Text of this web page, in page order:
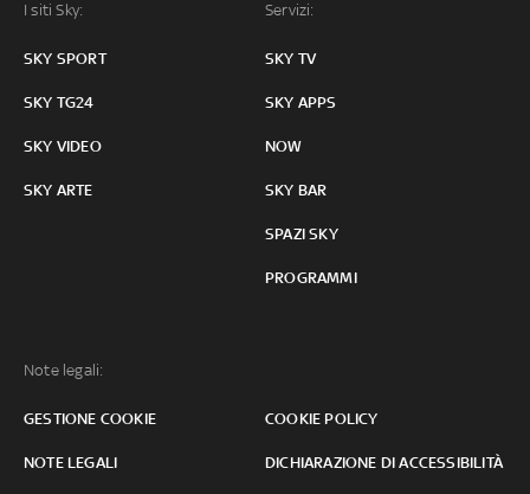
I siti Sky:
SKY SPORT
SKY TG24
SKY VIDEO
SKY ARTE
Servizi:
SKY TV
SKY APPS
NOW
SKY BAR
SPAZI SKY
PROGRAMMI
Note legali:
GESTIONE COOKIE COOKIE POLICY
NOTE LEGALI DICHIARAZIONE DI ACCESSIBILITÀ